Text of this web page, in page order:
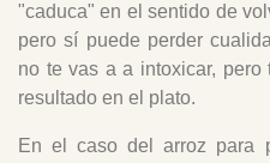
"caduca" en el sentido de
pero sí puede perder
no te vas a a intoxicar,
resultado en el plato.
En el caso del arroz para